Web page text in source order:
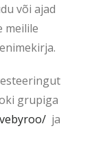
või ajad
meilile
grupiga
ja